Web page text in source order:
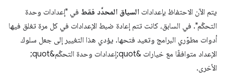
يتم الآن الاحتفاظ بإعدادات السياق المحدَّد فقط في "إعدادات وحدة
التحكّم". في السابق، كانت تتم إعادة ضبط الإعدادات في كل مرة تغلق فيها
أدوات مطوّري البرامج وتعيد فتحها. يؤدي هذا التغيير إلى جعل سلوك
الإعداد متوافقًا مع خيارات &quot;إعدادات وحدة التحكّم&quot;
الأخرى.